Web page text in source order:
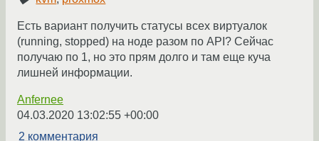
Есть вариант получить статусы всех виртуалок
(running, stopped) на ноде разом по API? Сейчас
получаю по 1, но это прям долго и там еще куча
лишней информации.
Anfernee
04.03.2020 13:02:55 +00:00
2 комментария